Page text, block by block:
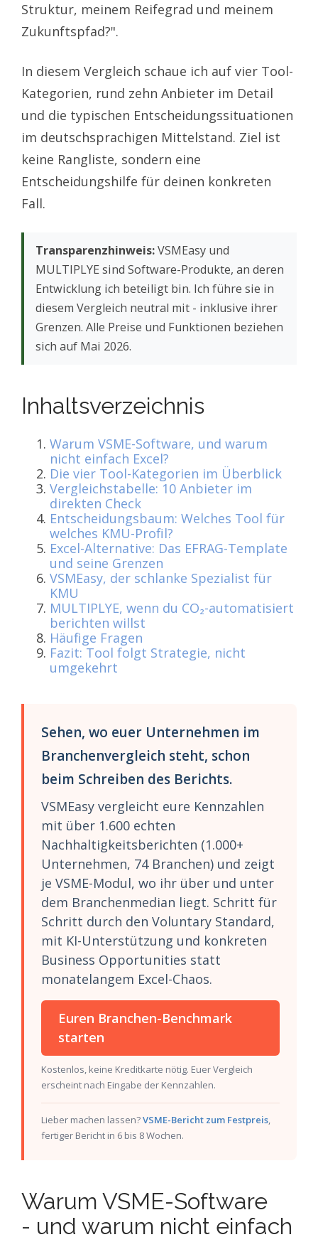
Struktur, meinem Reifegrad und meinem
Zukunftspfad?".
In diesem Vergleich schaue ich auf vier Tool-
Kategorien, rund zehn Anbieter im Detail
und die typischen Entscheidungssituationen
im deutschsprachigen Mittelstand. Ziel ist
keine Rangliste, sondern eine
Entscheidungshilfe für deinen konkreten
Fall.
Transparenzhinweis:VSMEasy und
MULTIPLYE sind Software-Produkte, an deren
Entwicklung ich beteiligt bin. Ich führe sie in
diesem Vergleich neutral mit - inklusive ihrer
Grenzen. Alle Preise und Funktionen beziehen
sich auf Mai 2026.
Inhaltsverzeichnis
Warum VSME-Software, und warum
nicht einfach Excel?
Die vier Tool-Kategorien im Überblick
Vergleichstabelle: 10 Anbieter im
direkten Check
Entscheidungsbaum: Welches Tool für
welches KMU-Profil?
Excel-Alternative: Das EFRAG-Template
und seine Grenzen
VSMEasy, der schlanke Spezialist für
KMU
MULTIPLYE, wenn du CO₂-automatisiert
berichten willst
Häufige Fragen
Fazit: Tool folgt Strategie, nicht
umgekehrt
Sehen, wo euer Unternehmen im
Branchenvergleich steht, schon
beim Schreiben des Berichts.
VSMEasy vergleicht eure Kennzahlen
mit über 1.600 echten
Nachhaltigkeitsberichten (1.000+
Unternehmen, 74 Branchen) und zeigt
je VSME-Modul, wo ihr über und unter
dem Branchenmedian liegt. Schritt für
Schritt durch den Voluntary Standard,
mit KI-Unterstützung und konkreten
Business Opportunities statt
monatelangem Excel-Chaos.
Euren Branchen-Benchmark
starten
Kostenlos, keine Kreditkarte nötig. Euer Vergleich
erscheint nach Eingabe der Kennzahlen.
Lieber machen lassen?VSME-Bericht zum Festpreis
fertiger Bericht in 6 bis 8 Wochen.
Warum VSME-Software
- und warum nicht einfach